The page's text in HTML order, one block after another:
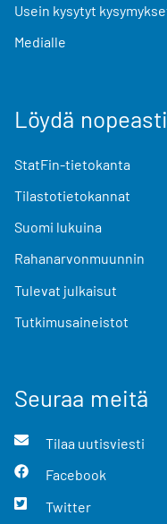
Usein kysytyt
Medialle
Löydä nopeasti
StatFin-tietokanta
Tilastotietokannat
Suomi lukuina
Rahanarvonmuunnin
Tulevat julkaisut
Tutkimusaineistot
Seuraa meitä
Tilaa uutisviesti
Facebook
Twitter